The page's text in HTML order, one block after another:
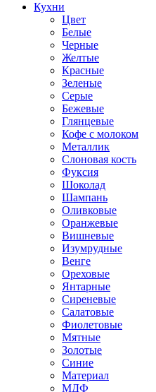
Кухни
Цвет
Белые
Черные
Желтые
Красные
Зеленые
Серые
Бежевые
Глянцевые
Кофе с молоком
Металлик
Слоновая кость
Фуксия
Шоколад
Шампань
Оливковые
Оранжевые
Вишневые
Изумрудные
Венге
Ореховые
Янтарные
Сиреневые
Салатовые
Фиолетовые
Мятные
Золотые
Синие
Материал
МДФ